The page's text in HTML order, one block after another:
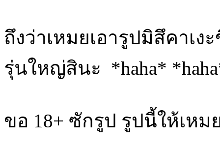
ถึงว่าเหมยเอารูปมิสึคาเ
รุ่นใหญ่สินะ *haha*
ขอ 18+ ซักรูป รูปนี้ให้เห